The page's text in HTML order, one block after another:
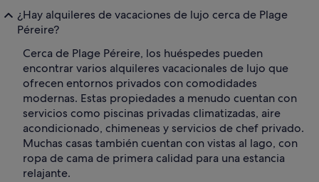
¿Hay alquileres de vacaciones de lujo cerca de Plage
Péreire?
Cerca de Plage Péreire, los huéspedes pueden
encontrar varios alquileres vacacionales de lujo que
ofrecen entornos privados con comodidades
modernas. Estas propiedades a menudo cuentan con
servicios como piscinas privadas climatizadas, aire
acondicionado, chimeneas y servicios de chef privado.
Muchas casas también cuentan con vistas al lago, con
ropa de cama de primera calidad para una estancia
relajante.